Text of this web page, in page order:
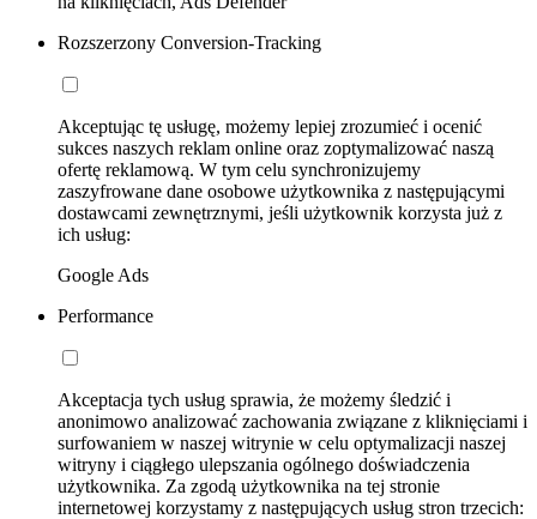
Rozszerzony Conversion-Tracking
Akceptując tę usługę, możemy lepiej zrozumieć i ocenić
sukces naszych reklam online oraz zoptymalizować naszą
ofertę reklamową. W tym celu synchronizujemy
zaszyfrowane dane osobowe użytkownika z następującymi
dostawcami zewnętrznymi, jeśli użytkownik korzysta już z
ich usług:
Google Ads
Performance
Akceptacja tych usług sprawia, że możemy śledzić i
anonimowo analizować zachowania związane z kliknięciami i
surfowaniem w naszej witrynie w celu optymalizacji naszej
witryny i ciągłego ulepszania ogólnego doświadczenia
użytkownika. Za zgodą użytkownika na tej stronie
internetowej korzystamy z następujących usług stron trzecich: